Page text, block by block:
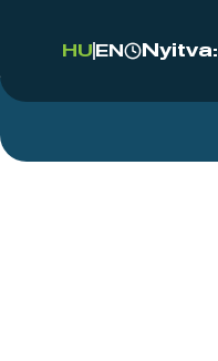
HU EN Nyitva: